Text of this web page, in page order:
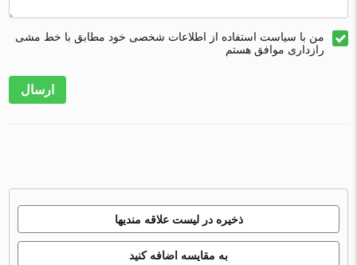
من با سیاست استفاده از اطلاعات شخصی خود مطابق با خط مشی
رازداری موافق هستم
ارسال
ذخیره در لیست علاقه مندیها
به مقایسه اضافه کنید